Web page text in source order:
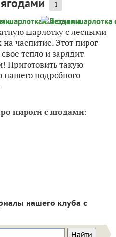
1
шарлотку с лесными
чаепитие. Этот пирог
тепло и зарядит
Приготовить такую
подробного
пироги с ягодами:
нашего клуба с